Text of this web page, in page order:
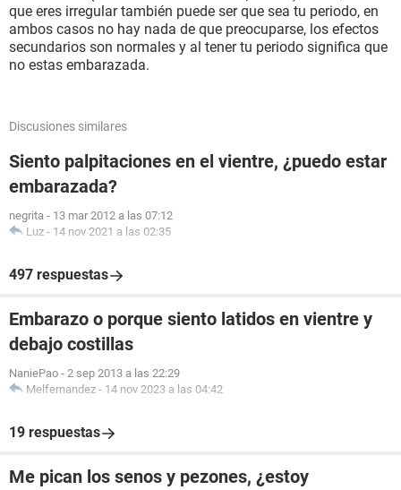
que eres irregular también puede ser que sea tu periodo, en
ambos casos no hay nada de que preocuparse, los efectos
secundarios son normales y al tener tu periodo significa que
no estas embarazada.
Discusiones similares
Siento palpitaciones en el vientre, ¿puedo estar
embarazada?
negrita - 13 mar 2012 a las 07:12
Luz - 14 nov 2021 a las 02:35
497 respuestas
Embarazo o porque siento latidos en vientre y
debajo costillas
NaniePao - 2 sep 2013 a las 22:29
Melfernandez - 14 nov 2023 a las 04:42
19 respuestas
Me pican los senos y pezones, ¿estoy